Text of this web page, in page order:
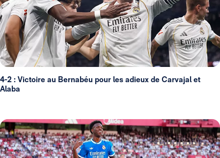
4-2 : Victoire au Bernabéu pour les adieux de Carvajal et
Alaba